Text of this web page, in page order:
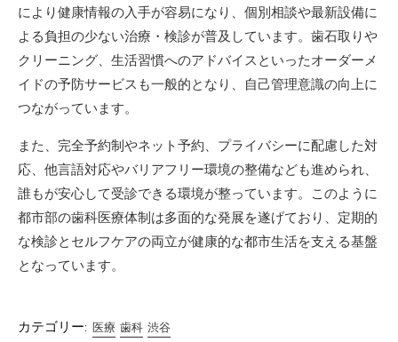
により健康情報の入手が容易になり、個別相談や最新設備に
よる負担の少ない治療・検診が普及しています。歯石取りや
クリーニング、生活習慣へのアドバイスといったオーダーメ
イドの予防サービスも一般的となり、自己管理意識の向上に
つながっています。
また、完全予約制やネット予約、プライバシーに配慮した対
応、他言語対応やバリアフリー環境の整備なども進められ、
誰もが安心して受診できる環境が整っています。このように
都市部の歯科医療体制は多面的な発展を遂げており、定期的
な検診とセルフケアの両立が健康的な都市生活を支える基盤
となっています。
カテゴリー: 医療 歯科 渋谷